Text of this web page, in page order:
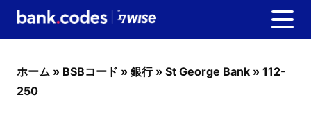
ホーム » BSBコード » 銀行» St George Bank » 112-
250